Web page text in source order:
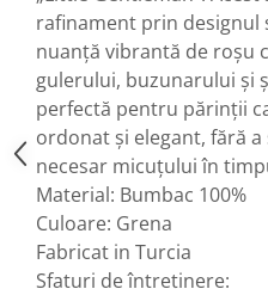
rafinament prin designul
nuanță vibrantă de roșu
gulerului, buzunarului și
perfectă pentru părinții
ordonat și elegant, fără
necesar micuțului în
Material: Bumbac 100%
Culoare: Grena
Fabricat in Turcia
Sfaturi de întreținere: